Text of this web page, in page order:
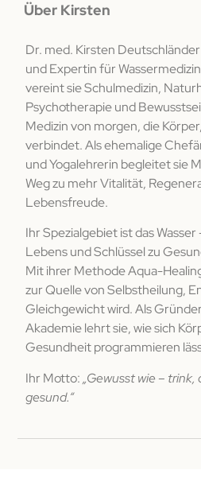
Über Kirsten
Dr. med. Kirsten
und Expertin für
vereint sie Schulmedizin,
Psychotherapie und
Medizin von morgen, die
verbindet. Als ehemalige
und Yogalehrerin begleitet sie
Weg zu mehr Vitalität,
Lebensfreude.
Ihr Spezialgebiet ist das
Lebens und Schlüssel zu
Mit ihrer Methode Aqua-
zur Quelle von Selbstheilung,
Gleichgewicht wird. Als
Akademie lehrt sie, wie sich
Gesundheit programmieren
Ihr Motto:„Gewusst wie –
gesund.“